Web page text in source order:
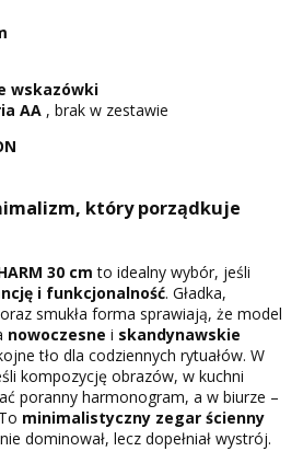
wskazówki
AA , brak w zestawie
który porządkuje
30 cm to idealny wybór, jeśli
i funkcjonalność. Gładka,
smukła forma sprawiają, że model
nowoczesne i skandynawskie
tło dla codziennych rytuałów. W
kompozycję obrazów, w kuchni
poranny harmonogram, a w biurze –
minimalistyczny zegar ścienny
dominował, lecz dopełniał wystrój.